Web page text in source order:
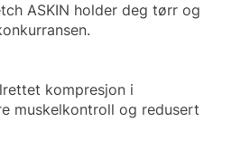
ASKIN holder deg tørr og
kompresjon i
muskelkontroll og redusert